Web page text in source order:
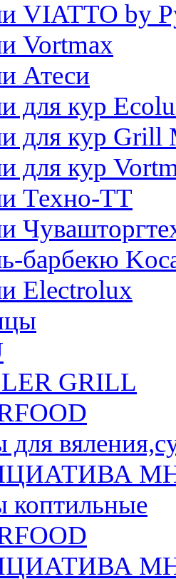
VIATTO by
Vortmax
Атеси
для кур
для кур Grill
для кур
Техно-ТТ
барбекю
Electrolux
GRILL
для
коптильные